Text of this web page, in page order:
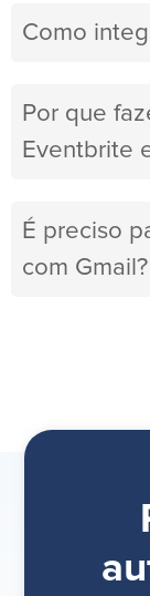
Como
Por que
Eventbrite
É preciso
com Gmail?